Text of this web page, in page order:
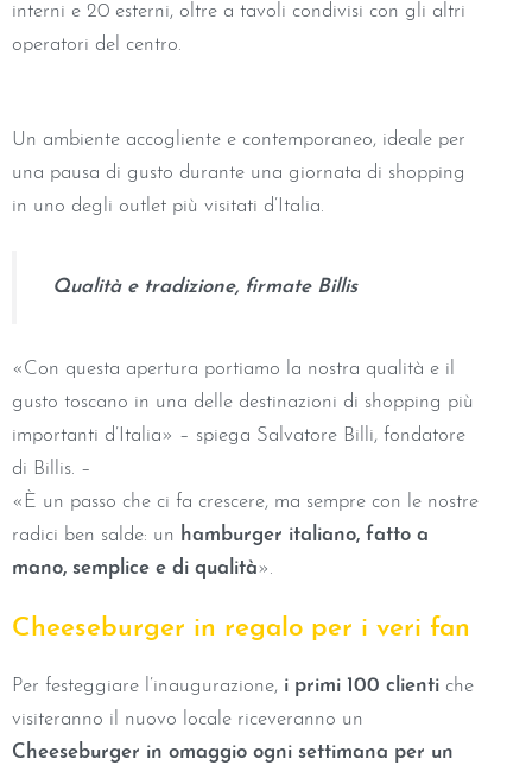
interni e 20 esterni, oltre a tavoli condivisi con gli altri
operatori del centro.
Un ambiente accogliente e contemporaneo, ideale per
una pausa di gusto durante una giornata di shopping
in uno degli outlet più visitati d’Italia.
Qualità e tradizione, firmate Billis
«Con questa apertura portiamo la nostra qualità e il
gusto toscano in una delle destinazioni di shopping più
importanti d’Italia» – spiega Salvatore Billi, fondatore
di Billis. –
«È un passo che ci fa crescere, ma sempre con le nostre
radici ben salde: un hamburger italiano, fatto a
mano, semplice e di qualità».
Cheeseburger in regalo per i veri fan
Per festeggiare l’inaugurazione, i primi 100 clienti che
visiteranno il nuovo locale riceveranno un
Cheeseburger in omaggio ogni settimana per un